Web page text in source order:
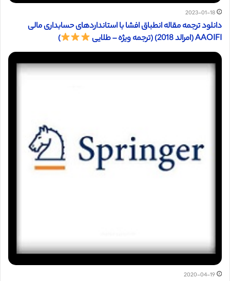
2023-01-18
دانلود ترجمه مقاله انطباق افشا با استانداردهای حسابداری مالی
AAOIFI (امرالد 2018) (ترجمه ویژه – طلایی
)
2020-04-19